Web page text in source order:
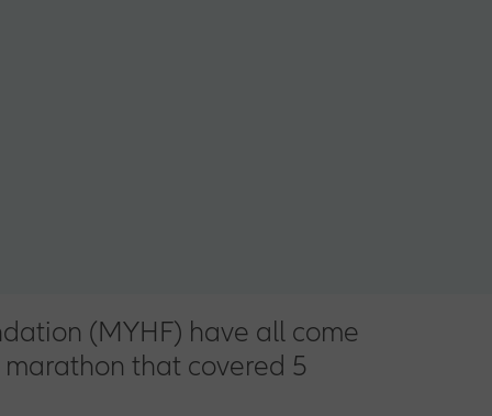
(MYHF) have all come
that covered 5